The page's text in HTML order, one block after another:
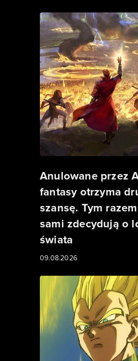
Anulowane przez
fantasy otrzyma
szansę. Tym
sami zdecydują o
świata
09.08.2026